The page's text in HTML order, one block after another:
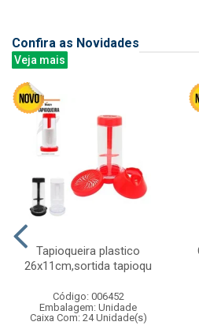
Confira as Novidades
Veja mais
Tapioqueira plastico
26x11cm,sortida tapioqu
Código: 006452
Embalagem: Unidade
Caixa Com: 24 Unidade(s)